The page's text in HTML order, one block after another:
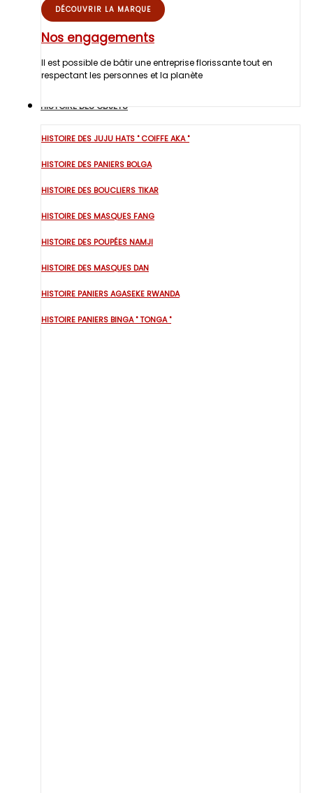
DÉCOUVRIR LA MARQUE
Nos engagements
Il est possible de bâtir une entreprise florissante tout en
respectant les personnes et la planète
HISTOIRE DES OBJETS
HISTOIRE DES JUJU HATS " COIFFE AKA "
HISTOIRE DES PANIERS BOLGA
HISTOIRE DES BOUCLIERS TIKAR
HISTOIRE DES MASQUES FANG
HISTOIRE DES POUPÉES NAMJI
HISTOIRE DES MASQUES DAN
HISTOIRE PANIERS AGASEKE RWANDA
HISTOIRE PANIERS BINGA " TONGA "